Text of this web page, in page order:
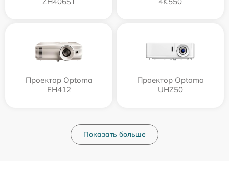
Проектор Optoma
EH412
Проектор Optoma
UHZ50
Показать больше